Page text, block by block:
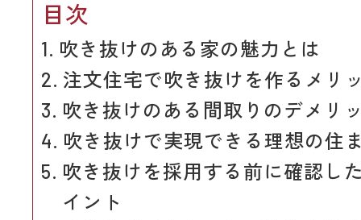
目次
吹き抜けのある家の魅力とは
注文住宅で吹き抜けを作るメリ
吹き抜けのある間取りのデメリ
吹き抜けで実現できる理想の住
吹き抜けを採用する前に確認し
イント